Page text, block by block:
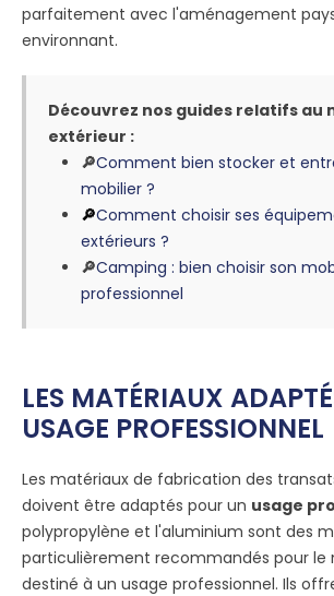
parfaitement avec l'aménagement
environnant.
Découvrez nos guides relatifs au
extérieur :
🔎Comment bien stocker et
mobilier ?
🔎Comment choisir ses
extérieurs ?
🔎Camping : bien choisir son
professionnel
LES MATÉRIAUX
USAGE PROFESSIONNEL
Les matériaux de fabrication des
doivent être adaptés pour un usage
polypropylène et l'aluminium sont des
particulièrement recommandés pour le
destiné à un usage professionnel. Ils